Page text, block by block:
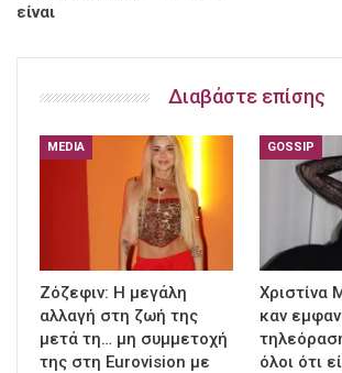
είναι
Διαβάστε επίσης
MEDIA
Ζόζεφιν: Η μεγάλη
αλλαγή στη ζωή της
μετά τη… μη συμμετοχή
της στη Eurovision με
GOSSIP
Χριστίνα
καν
όλοι ότι